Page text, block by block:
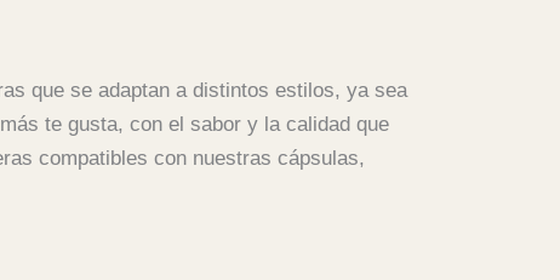
que se adaptan a distintos estilos, ya sea
te gusta, con el sabor y la calidad que
compatibles con nuestras cápsulas,